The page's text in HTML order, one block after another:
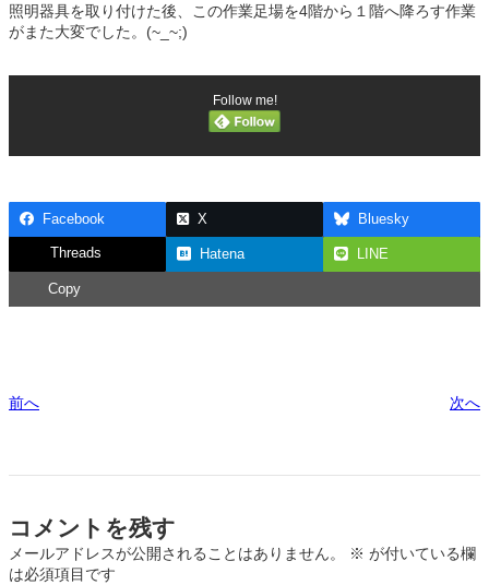
照明器具を取り付けた後、この作業足場を4階から１階へ降ろす作業
がまた大変でした。(~_~;)
Follow me!
Facebook X Bluesky
Threads Hatena LINE
Copy
前へ 次へ
コメントを残す
メールアドレスが公開されることはありません。 ※ が付いている欄
は必須項目です